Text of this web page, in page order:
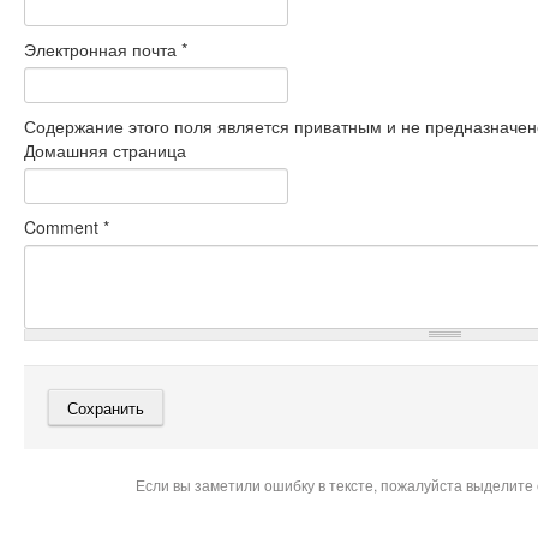
Электронная почта *
Содержание этого поля является приватным и не
Домашняя страница
Comment *
Если вы заметили ошибку в тексте, пожалуйста